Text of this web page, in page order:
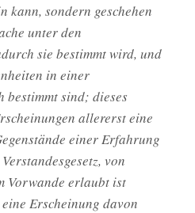
kann, sondern geschehen
unter den
sie bestimmt wird, und
in einer
sind; dieses
allererst eine
einer Erfahrung
von
Vorwande erlaubt ist
Erscheinung davon